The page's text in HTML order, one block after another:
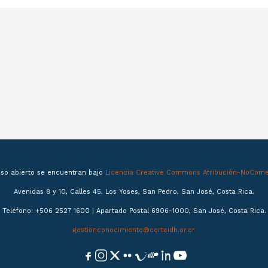
abierto se encuentran bajo Licencia Creative Commons Atribución-
Avenidas 8 y 10, Calles 45, Los Yoses, San Pedro, San José, Costa Rica.
Teléfono: +506 2527 1600 | Apartado Postal 6906-1000, San José, Costa Rica.
gestionconocimiento@corteidh.or.cr